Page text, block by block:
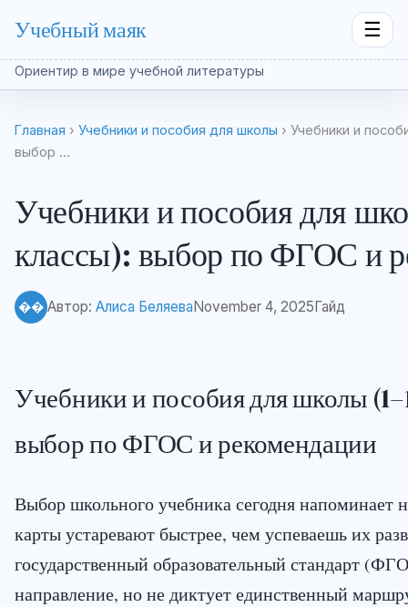
Учебный маяк ☰
Ориентир в мире учебной литературы
Главная › Учебники и пособия для школы › Учебники и
выбор …
Учебники и пособия для
классы): выбор по ФГОС и
�� Автор: Алиса Беляева November 4, 2025 Гайд
Учебники и пособия для школы
выбор по ФГОС и рекомендации
Выбор школьного учебника сегодня напоминает
карты устаревают быстрее, чем успеваешь их
государственный образовательный стандарт
направление, но не диктует единственный